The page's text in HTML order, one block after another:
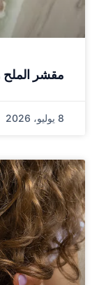
مقشر
8 يوليو، 2026